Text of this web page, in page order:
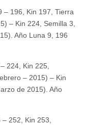
– 196, Kin 197, Tierra
– Kin 224, Semilla 3,
Año Luna 9, 196
224, Kin 225,
– 2015) – Kin
de 2015). Año
252, Kin 253,